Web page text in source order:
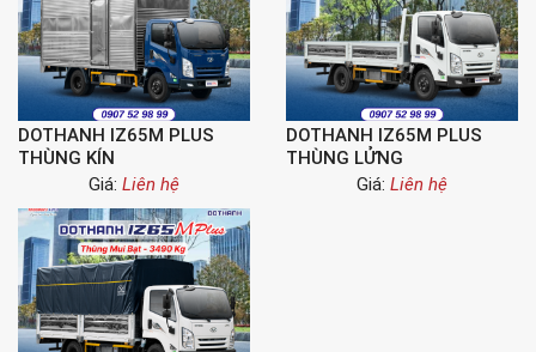
DOTHANH IZ65M PLUS
THÙNG KÍN
Giá: Liên hệ
DOTHANH IZ65M PLUS
THÙNG LỬNG
Giá: Liên hệ